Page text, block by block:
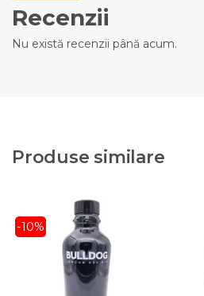
Recenzii
Nu există recenzii până acum.
Produse similare
-10%